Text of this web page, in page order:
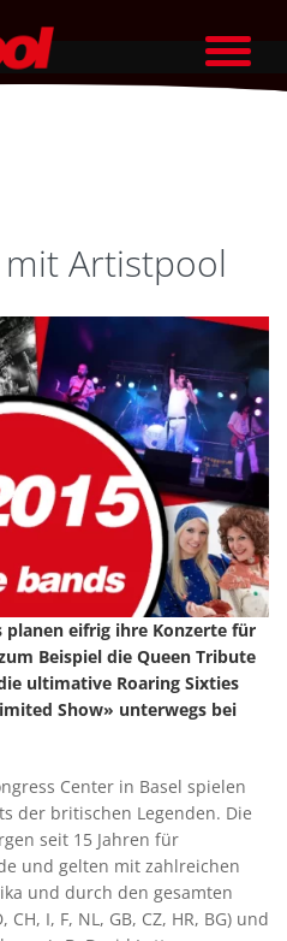
Artistpool
eifrig ihre Konzerte für
Beispiel die Queen Tribute
ultimative Roaring Sixties
Show» unterwegs bei
Center in Basel spielen
der britischen Legenden. Die
seit 15 Jahren für
und gelten mit zahlreichen
und durch den gesamten
I, F, NL, GB, CZ, HR, BG) und